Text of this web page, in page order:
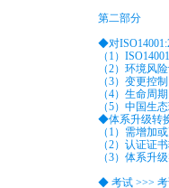
第二部分
◆对
（1）
（2）环境风
（3）变更控制
（4）生命周
（5）中国生
◆体系升级转
（1）需增加
（2）认证证
（3）体系升
◆ 考试 >>> 考